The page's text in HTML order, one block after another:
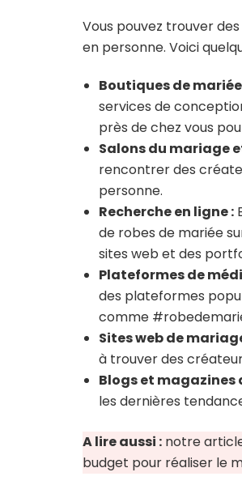
Vous pouvez trouver
en personne. Voici
Boutiques de
services de
près de chez vous
Salons du mariage
rencontrer des
personne.
Recherche en ligne :
de robes de mariée
sites web et des
Plateformes de
des plateformes
comme
Sites web de
à trouver des
Blogs et magazines
les dernières
A lire aussi : notre
budget pour réaliser le